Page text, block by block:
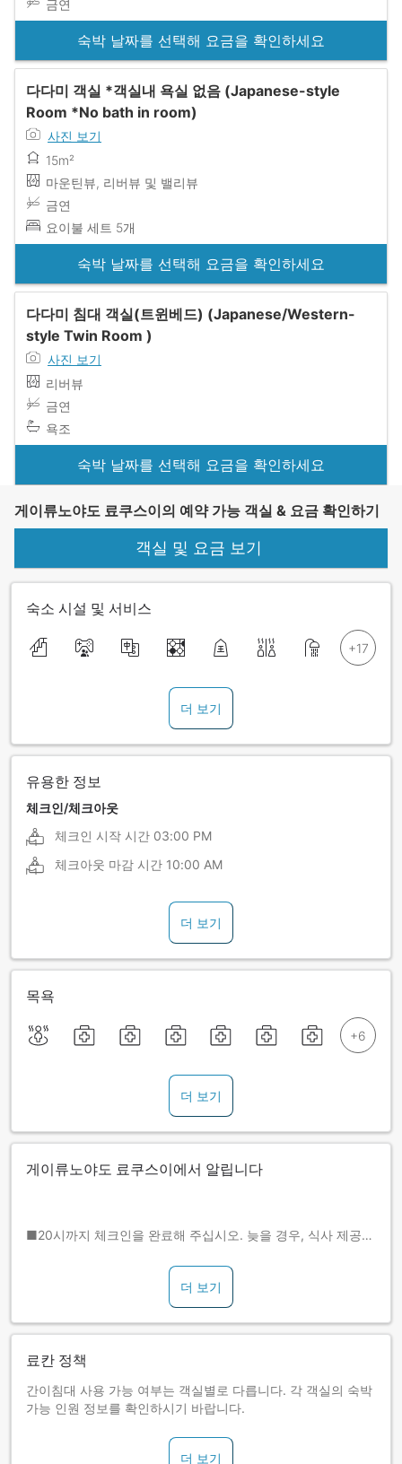
금연
숙박 날짜를 선택해 요금을 확인하세요
다다미 객실 *객실내 욕실 없음 (Japanese-style
Room *No bath in room)
사진 보기
15m²
마운틴뷰, 리버뷰 및 밸리뷰
금연
요이불 세트 5개
숙박 날짜를 선택해 요금을 확인하세요
다다미 침대 객실(트윈베드) (Japanese/Western-
style Twin Room )
사진 보기
리버뷰
금연
욕조
숙박 날짜를 선택해 요금을 확인하세요
게이류노야도 료쿠스이의 예약 가능 객실 & 요금 확인하기
객실 및 요금 보기
숙소 시설 및 서비스
더 보기
유용한 정보
체크인/체크아웃
체크인 시작 시간 03:00 PM
체크아웃 마감 시간 10:00 AM
더 보기
목욕
더 보기
게이류노야도 료쿠스이에서 알립니다
■20시까지 체크인을 완료해 주십시오. 늦을 경우, 식사 제공이
더 보기
료칸 정책
간이침대 사용 가능 여부는 객실별로 다릅니다. 각 객실의 숙박
가능 인원 정보를 확인하시기 바랍니다.
더 보기